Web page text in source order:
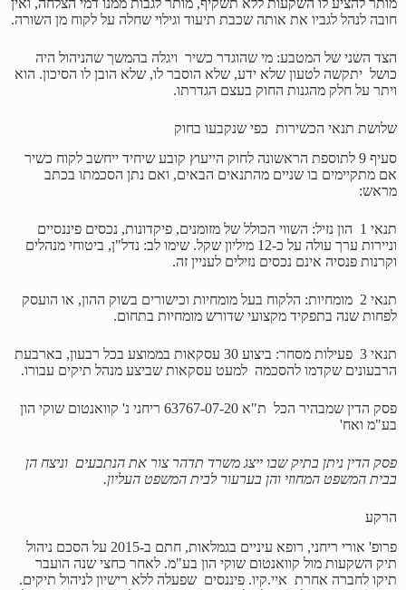
מותר להציע לו השקעות ללא תשקיף, מותר לגבות ממנו דמי הצלחה, ואין
חובה לנהל לגביו את אותה שכבת תיעוד וגילוי שחלה על לקוח מן השורה.
הצד השני של המטבע: מי שהוגדר כשיר ויגלה בהמשך שהניהול היה
כושל יתקשה לטעון שלא ידע, שלא הוסבר לו, שלא הובן לו הסיכון. הוא
ויתר על חלק מהגנות החוק בעצם הגדרתו.
שלושת תנאי הכשירות כפי שנקבעו בחוק
סעיף 9 לתוספת הראשונה לחוק הייעוץ קובע שיחיד ייחשב לקוח כשיר
אם מתקיימים בו שניים מהתנאים הבאים, ואם נתן הסכמתו בכתב
מראש:
תנאי 1 הון נזיל: השווי הכולל של מזומנים, פיקדונות, נכסים פיננסיים
וניירות ערך עולה על כ-12 מיליון שקל. שימו לב: נדל"ן, ביטוחי מנהלים
וקרנות פנסיה אינם נכסים נזילים לעניין זה.
תנאי 2 מומחיות: הלקוח בעל מומחיות וכישורים בשוק ההון, או הועסק
לפחות שנה בתפקיד מקצועי שדורש מומחיות בתחום.
תנאי 3 פעילות מסחר: ביצוע 30 עסקאות בממוצע בכל רבעון, בארבעת
הרבעונים שקדמו להסכמה למעט עסקאות שביצע מנהל תיקים עבורו.
פסק הדין שמבהיר הכל ת"א 63767-07-20 ריחני נ' קוואנטום שוקי הון
בע"מ ואח'
פסק הדין ניתן בתיק שבו ייצג משרד תדהר צור את הנתבעים וניצח הן
בבית המשפט המחוזי והן בערעור לבית המשפט העליון.
הרקע
פרופ' אורי ריחני, רופא עיניים בגמלאות, חתם ב-2015 על הסכם ניהול
תיק השקעות מול קוואנטום שוקי הון בע"מ. לאחר כחצי שנה הועבר
תיקו לחברה אחרת איי.קיו. פיננסים שפעלה ללא רישיון לניהול תיקים.